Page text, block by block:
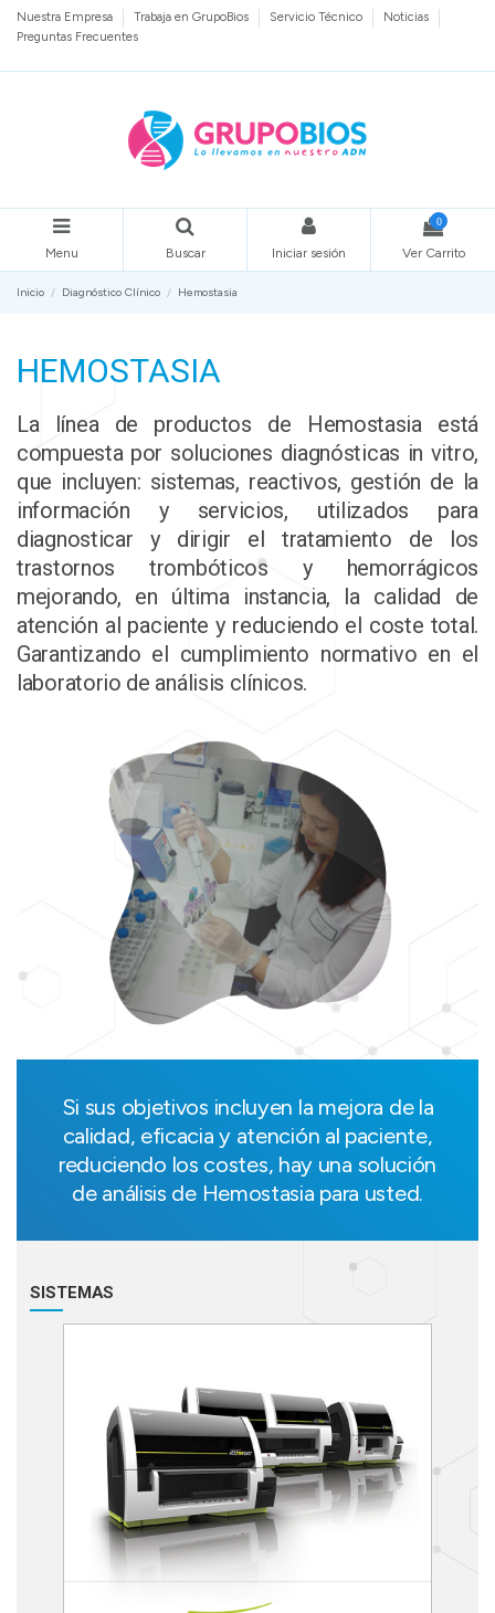
Nuestra Empresa Trabaja en GrupoBios Servicio Técnico
Noticias
Preguntas Frecuentes
Menu Buscar Iniciar sesión
0
Ver Carrito
Inicio Diagnóstico Clínico Hemostasia
HEMOSTASIA
La línea de productos de Hemostasia está
compuesta por soluciones diagnósticas in vitro,
que incluyen: sistemas, reactivos, gestión de la
información y servicios, utilizados para
diagnosticar y dirigir el tratamiento de los
trastornos trombóticos y hemorrágicos
mejorando, en última instancia, la calidad de
atención al paciente y reduciendo el coste total.
Garantizando el cumplimiento normativo en el
laboratorio de análisis clínicos.
Si sus objetivos incluyen la mejora de la
calidad, eficacia y atención al paciente,
reduciendo los costes, hay una solución
de análisis de Hemostasia para usted.
SISTEMAS